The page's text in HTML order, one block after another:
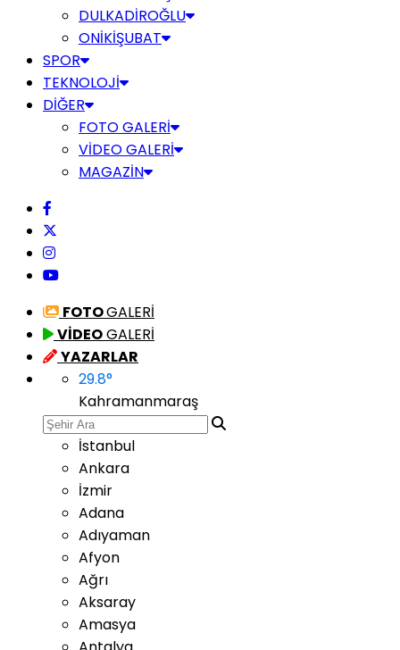
DULKADİROĞLU
ONİKİŞUBAT
SPOR
TEKNOLOJİ
DİĞER
FOTO GALERİ
VİDEO GALERİ
MAGAZİN
FOTOGALERİ
VİDEOGALERİ
YAZARLAR
29.8°
Kahramanmaraş
İstanbul
Ankara
İzmir
Adana
Adıyaman
Afyon
Ağrı
Aksaray
Amasya